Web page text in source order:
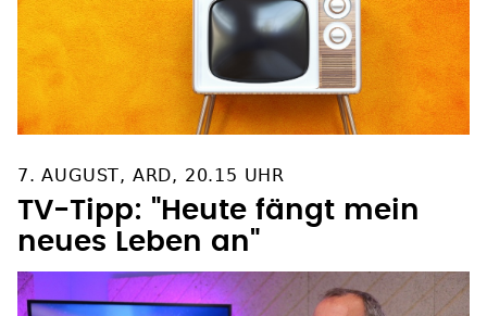
7. AUGUST, ARD, 20.15 UHR
TV-Tipp: "Heute fängt mein
neues Leben an"